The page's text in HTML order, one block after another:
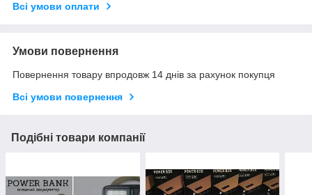
Всі умови оплати
Умови повернення
Повернення товару впродовж 14 днів за рахунок покупця
Всі умови повернення
Подібні товари компанії